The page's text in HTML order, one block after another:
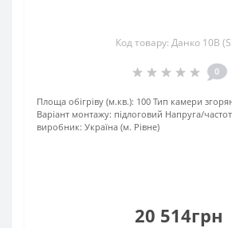
Код товару: Данко 10В
0
Площа обігріву (м.кв.): 100 Тип камери
Варіант монтажу: підлоговий Напруга/
виробник: Україна (м. Рівне)
20 514грн